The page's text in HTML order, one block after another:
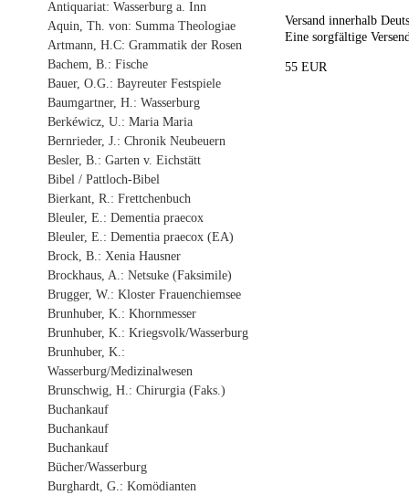
Antiquariat: Wasserburg a. Inn
Aquin, Th. von: Summa Theologiae
Artmann, H.C: Grammatik der Rosen
Bachem, B.: Fische
Bauer, O.G.: Bayreuter Festspiele
Baumgartner, H.: Wasserburg
Berkéwicz, U.: Maria Maria
Bernrieder, J.: Chronik Neubeuern
Besler, B.: Garten v. Eichstätt
Bibel / Pattloch-Bibel
Bierkant, R.: Frettchenbuch
Bleuler, E.: Dementia praecox
Bleuler, E.: Dementia praecox (EA)
Brock, B.: Xenia Hausner
Brockhaus, A.: Netsuke (Faksimile)
Brugger, W.: Kloster Frauenchiemsee
Brunhuber, K.: Khornmesser
Brunhuber, K.: Kriegsvolk/Wasserburg
Brunhuber, K.:
Wasserburg/Medizinalwesen
Brunschwig, H.: Chirurgia (Faks.)
Buchankauf
Buchankauf
Buchankauf
Bücher/Wasserburg
Burghardt, G.: Komödianten
Versand innerhalb
Eine sorgfältige
55 EUR